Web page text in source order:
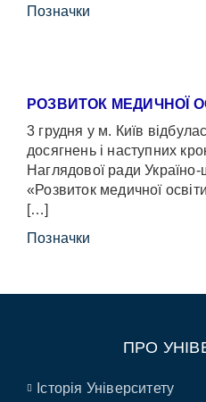
Позначки
РОЗВИТОК МЕДИЧНОЇ
3 грудня у м. Київ
досягнень і наступних
Наглядової ради
«Розвиток медичної
[…]
Позначки
ПРО
Історія Університету